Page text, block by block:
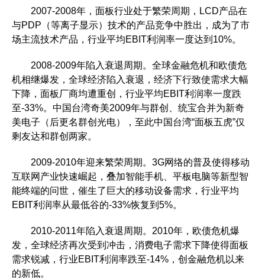
2007-2008年，面板行业处于繁荣周期，LCD产品在
与PDP（等离子显示）技术的产品竞争中胜出，成为了市
场主流技术产品，行业平均EBIT利润率一度达到10%。
2008-2009年陷入衰退周期。全球金融危机和欧债危
机相继爆发，全球经济陷入衰退，经济下行致使需求大幅
下降，面板厂商均遭重创，行业平均EBIT利润率一度跌
至-33%。中国台湾奇美2009年与群创、统宝合并为新奇
美电子（后更名群创光电），至此中国台湾“面板五虎”仅
剩友达和群创两家。
2009-2010年迎来繁荣周期。3G网络的普及使得移动
互联网产业快速崛起，叠加智能手机、平板电脑等新型智
能终端的问世，催生了巨大的移动设备需求，行业平均
EBIT利润率从最低谷的-33%恢复到5%。
2010-2011年陷入衰退周期。2010年，欧债危机爆
发，全球经济再次受到冲击，消费电子需求下降使得面板
需求锐减，行业EBIT利润率跌至-14%，创金融危机以来
的新低。